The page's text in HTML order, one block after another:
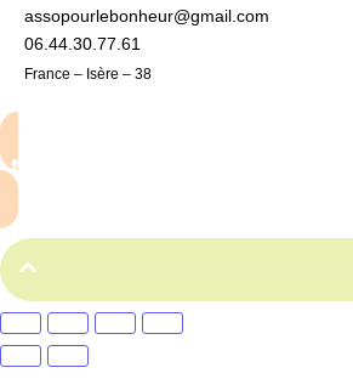
assopourlebonheur@gmail.com
06.44.30.77.61
France – Isère – 38